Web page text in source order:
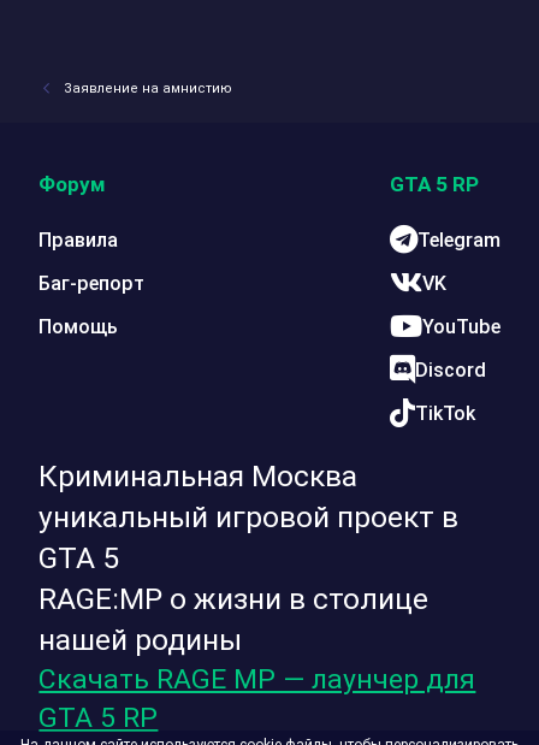
Заявление на амнистию
Криминальная Москва
уникальный игровой проект в
GTA 5
RAGE:MP о жизни в столице
нашей родины
Скачать RAGE MP — лаунчер для
GTA 5 RP
Форум
Правила
Баг-репорт
Помощь
GTA 5 RP
Telegram
VK
YouTube
Discord
TikTok